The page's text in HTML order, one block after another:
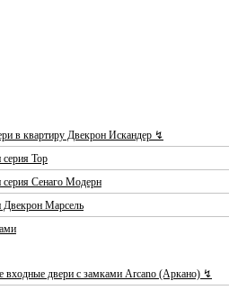
в квартиру Двекрон Искандер ↯
Тор
Сенаго Модерн
Двекрон Марсель
входные двери с замками Arcano (Аркано) ↯